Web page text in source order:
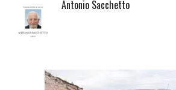
Antonio Sacchetto